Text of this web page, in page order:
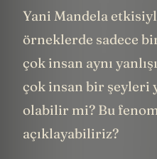
Yani Mandela
örneklerde sadece
çok insan aynı
çok insan bir şeyleri
olabilir mi? Bu
açıklayabiliriz?